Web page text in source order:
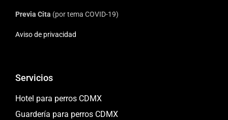
Previa Cita (por tema COVID-19)
Aviso de privacidad
Servicios
Hotel para perros CDMX
Guardería para perros CDMX